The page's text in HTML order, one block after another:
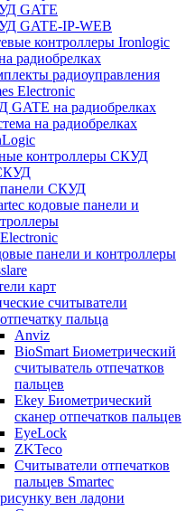
GATE
GATE-IP-WEB
контроллеры Ironlogic
радиобрелках
радиоуправления
Electronic
GATE на радиобрелках
на радиобрелках
контроллеры СКУД
СКУД
кодовые панели и
панели и контроллеры
карт
считыватели
пальца
Anviz
BioSmart Биометрический
считыватель отпечатков
пальцев
Ekey Биометрический
сканер отпечатков пальцев
EyeLock
ZKTeco
Считыватели отпечатков
пальцев Smartec
вен ладони